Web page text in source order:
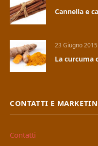
Cannella e
23 Giugno 2015
La curcuma
CONTATTI E
Contatti